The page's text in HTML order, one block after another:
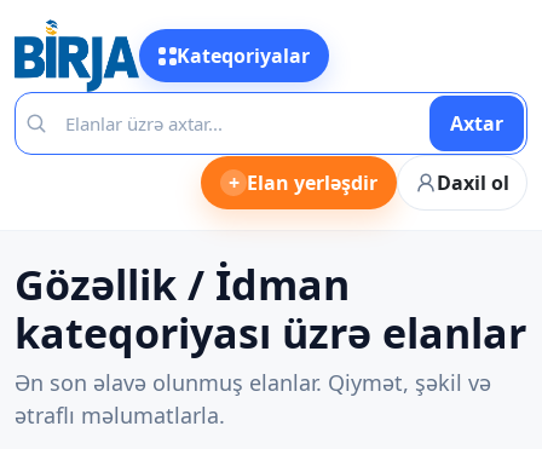
Kateqoriyalar
Axtar
+ Elan yerləşdir Daxil ol
Gözəllik / İdman
kateqoriyası üzrə elanlar
Ən son əlavə olunmuş elanlar. Qiymət, şəkil və
ətraflı məlumatlarla.